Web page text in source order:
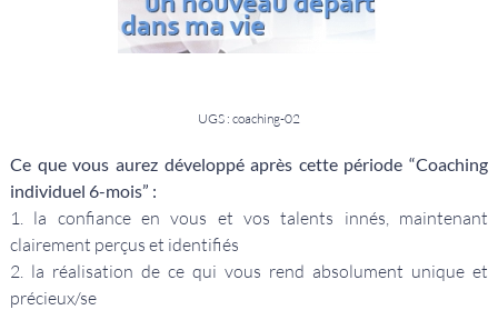
UGS : coaching-02
Ce que vous aurez développé après cette période “Coaching
individuel 6-mois” :
1. la confiance en vous et vos talents innés, maintenant
clairement perçus et identifiés
2. la réalisation de ce qui vous rend absolument unique et
précieux/se